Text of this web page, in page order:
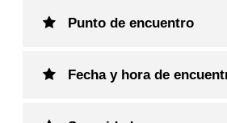
Punto de encuentro
Fecha y hora de